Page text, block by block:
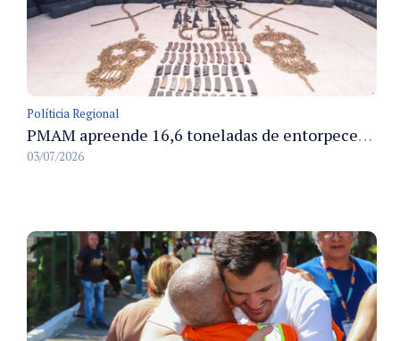
Políticia Regional
PMAM apreende 16,6 toneladas de entorpecentes e registra aumento nas prisões em flagrante e nas capturas de foragidos no primeiro semestre de 2026
03/07/2026